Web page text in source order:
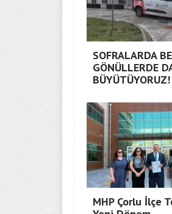
SOFRALARDA
GÖNÜLLERDE
BÜYÜTÜYORUZ!
MHP Çorlu İlçe